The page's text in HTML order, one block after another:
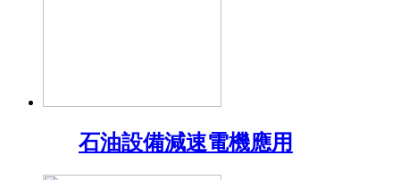
石油設備減速電機應用